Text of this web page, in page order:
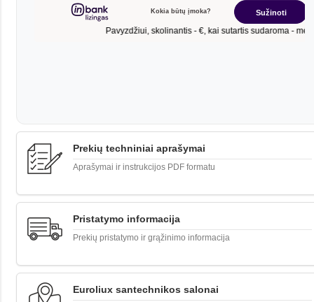
Prekių techniniai aprašymai
Aprašymai ir instrukcijos PDF formatu
Pristatymo informacija
Prekių pristatymo ir grąžinimo informacija
Euroliux santechnikos salonai